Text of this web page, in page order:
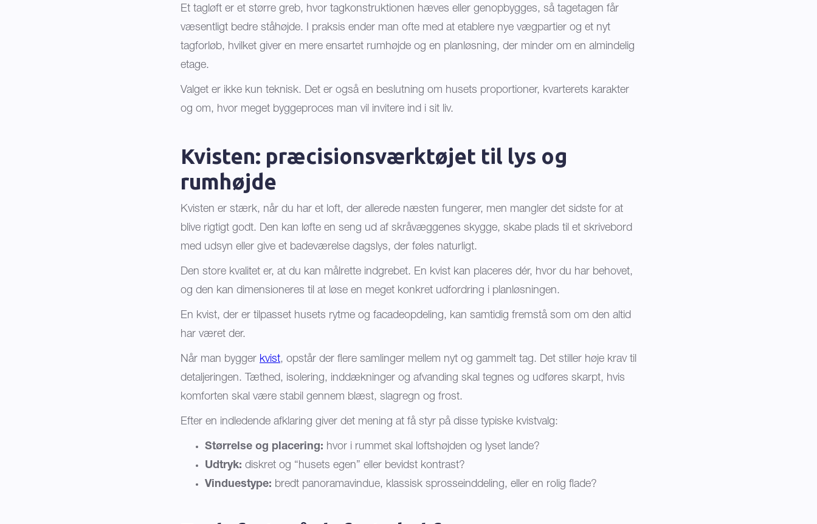
Et tagløft er et større greb, hvor tagkonstruktionen hæves eller genopbygges, så tagetagen får
væsentligt bedre ståhøjde. I praksis ender man ofte med at etablere nye vægpartier og et nyt
tagforløb, hvilket giver en mere ensartet rumhøjde og en planløsning, der minder om en almindelig
etage.
Valget er ikke kun teknisk. Det er også en beslutning om husets proportioner, kvarterets karakter
og om, hvor meget byggeproces man vil invitere ind i sit liv.
Kvisten: præcisionsværktøjet til lys og
rumhøjde
Kvisten er stærk, når du har et loft, der allerede næsten fungerer, men mangler det sidste for at
blive rigtigt godt. Den kan løfte en seng ud af skråvæggenes skygge, skabe plads til et skrivebord
med udsyn eller give et badeværelse dagslys, der føles naturligt.
Den store kvalitet er, at du kan målrette indgrebet. En kvist kan placeres dér, hvor du har behovet,
og den kan dimensioneres til at løse en meget konkret udfordring i planløsningen.
En kvist, der er tilpasset husets rytme og facadeopdeling, kan samtidig fremstå som om den altid
har været der.
Når man bygger kvist, opstår der flere samlinger mellem nyt og gammelt tag. Det stiller høje krav til
detaljeringen. Tæthed, isolering, inddækninger og afvanding skal tegnes og udføres skarpt, hvis
komforten skal være stabil gennem blæst, slagregn og frost.
Efter en indledende afklaring giver det mening at få styr på disse typiske kvistvalg:
Størrelse og placering: hvor i rummet skal loftshøjden og lyset lande?
Udtryk: diskret og “husets egen” eller bevidst kontrast?
Vinduestype: bredt panoramavindue, klassisk sprosseinddeling, eller en rolig flade?